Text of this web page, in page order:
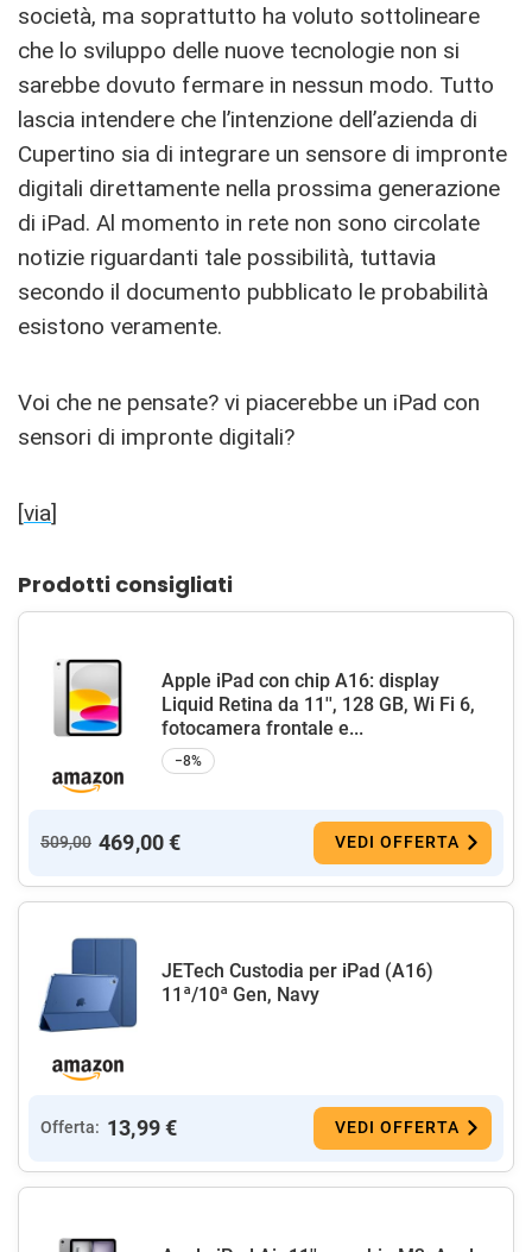
società, ma soprattutto ha voluto sottolineare
che lo sviluppo delle nuove tecnologie non si
sarebbe dovuto fermare in nessun modo. Tutto
lascia intendere che l’intenzione dell’azienda di
Cupertino sia di integrare un sensore di impronte
digitali direttamente nella prossima generazione
di iPad. Al momento in rete non sono circolate
notizie riguardanti tale possibilità, tuttavia
secondo il documento pubblicato le probabilità
esistono veramente.
Voi che ne pensate? vi piacerebbe un iPad con
sensori di impronte digitali?
[via]
Prodotti consigliati
Apple iPad con chip A16: display
Liquid Retina da 11'', 128 GB, Wi Fi 6,
fotocamera frontale e...
−8%
509,00 469,00 € VEDI OFFERTA
JETech Custodia per iPad (A16)
11ª/10ª Gen, Navy
Offerta: 13,99 € VEDI OFFERTA